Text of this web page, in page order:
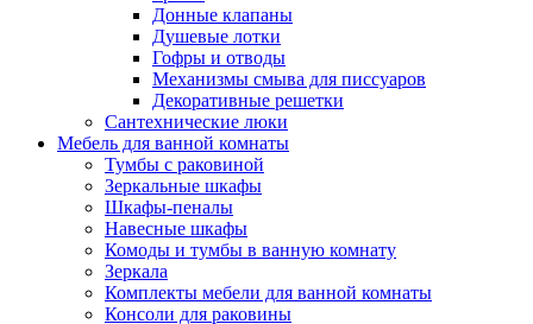
Донные клапаны
Душевые лотки
Гофры и отводы
Механизмы смыва для писсуаров
Декоративные решетки
Сантехнические люки
Мебель для ванной комнаты
Тумбы с раковиной
Зеркальные шкафы
Шкафы-пеналы
Навесные шкафы
Комоды и тумбы в ванную комнату
Зеркала
Комплекты мебели для ванной комнаты
Консоли для раковины